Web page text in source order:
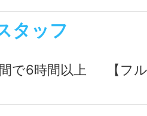
軽にご連絡ください。
タッフ
午前スタート・6〜7時間勤務希望の⽅】 ④10:00〜17:00（実働6時間） ⑤11:00〜18:00（実働6時間） ⑥10:00〜18:00（実働7時間） ⑦11:00〜19:00（実働7時間） 【午後スタート・6〜7時間勤務希望の⽅】 ⑧12:00〜